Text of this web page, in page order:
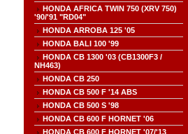
HONDA AFRICA TWIN 750 (XRV 750)
'90/'91 "RD04"
HONDA ARROBA 125 '05
HONDA BALI 100 '99
HONDA CB 1300 '03 (CB1300F3 /
NH463)
HONDA CB 250
HONDA CB 500 F '14 ABS
HONDA CB 500 S '98
HONDA CB 600 F HORNET '06
HONDA CB 600 F HORNET '07/'13